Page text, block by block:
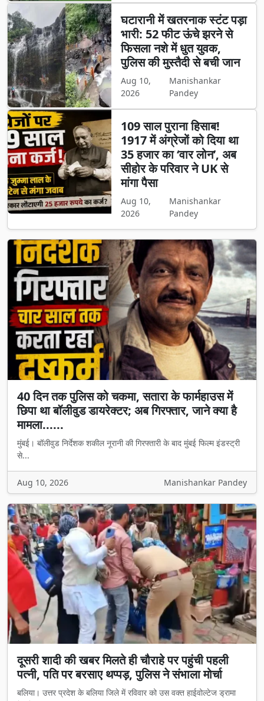
घटारानी में खतरनाक स्टंट पड़ा
भारी: 52 फीट ऊंचे झरने से
फिसला नशे में धुत युवक,
पुलिस की मुस्तैदी से बची जान
Aug 10,
2026
Manishankar
Pandey
109 साल पुराना हिसाब!
1917 में अंग्रेजों को दिया था
35 हजार का ‘वार लोन’, अब
सीहोर के परिवार ने UK से
मांगा पैसा
Aug 10,
2026
Manishankar
Pandey
40 दिन तक पुलिस को चकमा, सतारा के फार्महाउस में
छिपा था बॉलीवुड डायरेक्टर; अब गिरफ्तार, जाने क्या है
मामला......
मुंबई। बॉलीवुड निर्देशक शकील नूरानी की गिरफ्तारी के बाद मुंबई फिल्म इंडस्ट्री
से...
Aug 10, 2026 Manishankar Pandey
दूसरी शादी की खबर मिलते ही चौराहे पर पहुंची पहली
पत्नी, पति पर बरसाए थप्पड़, पुलिस ने संभाला मोर्चा
बलिया। उत्तर प्रदेश के बलिया जिले में रविवार को उस वक्त हाईवोल्टेज ड्रामा